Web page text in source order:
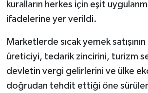
kuralların herkes için eşit
ifadelerine yer verildi.
Marketlerde sıcak yemek
üreticiyi, tedarik zincirini, turizm
devletin vergi gelirlerini ve ülke
doğrudan tehdit ettiği öne sürülen
SİYASET
TATLISU